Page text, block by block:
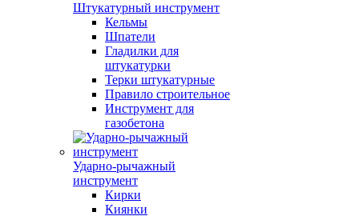
Штукатурный инструмент
Кельмы
Шпатели
Гладилки для
штукатурки
Терки штукатурные
Правило строительное
Инструмент для
газобетона
Ударно-рычажный
инструмент
Кирки
Киянки